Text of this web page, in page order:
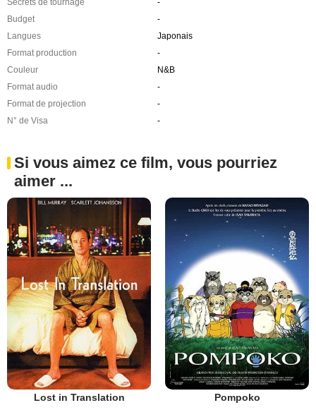
Secrets de tournage
-
Budget
-
Langues
Japonais
Format production
-
Couleur
N&B
Format audio
-
Format de projection
-
N° de Visa
-
Si vous aimez ce film, vous pourriez
aimer ...
Lost in Translation Pompoko